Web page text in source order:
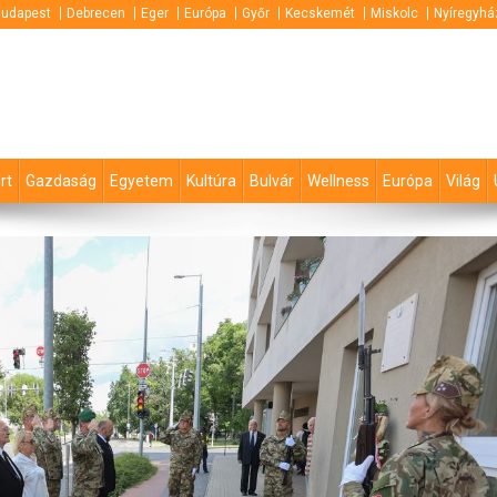
Debrecen Eger Európa Győr Kecskemét Miskolc
Gazdaság Egyetem Kultúra Bulvár Wellness Európa Világ